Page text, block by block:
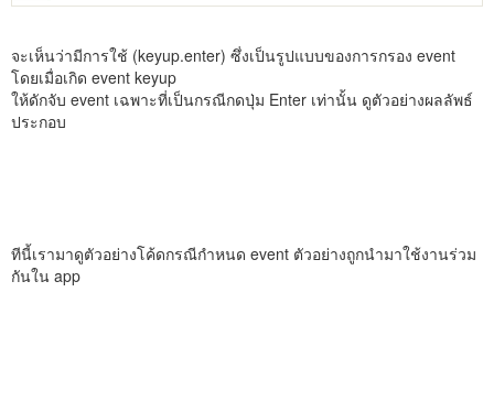
จะเห็นว่ามีการใช้ (keyup.enter) ซึ่งเป็นรูปแบบของการกรอง event
โดยเมื่อเกิด event keyup
ให้ดักจับ event เฉพาะที่เป็นกรณีกดปุ่ม Enter เท่านั้น ดูตัวอย่างผลลัพธ์
ประกอบ
ทีนี้เรามาดูตัวอย่างโค้ดกรณีกำหนด event ตัวอย่างถูกนำมาใช้งานร่วม
กันใน app